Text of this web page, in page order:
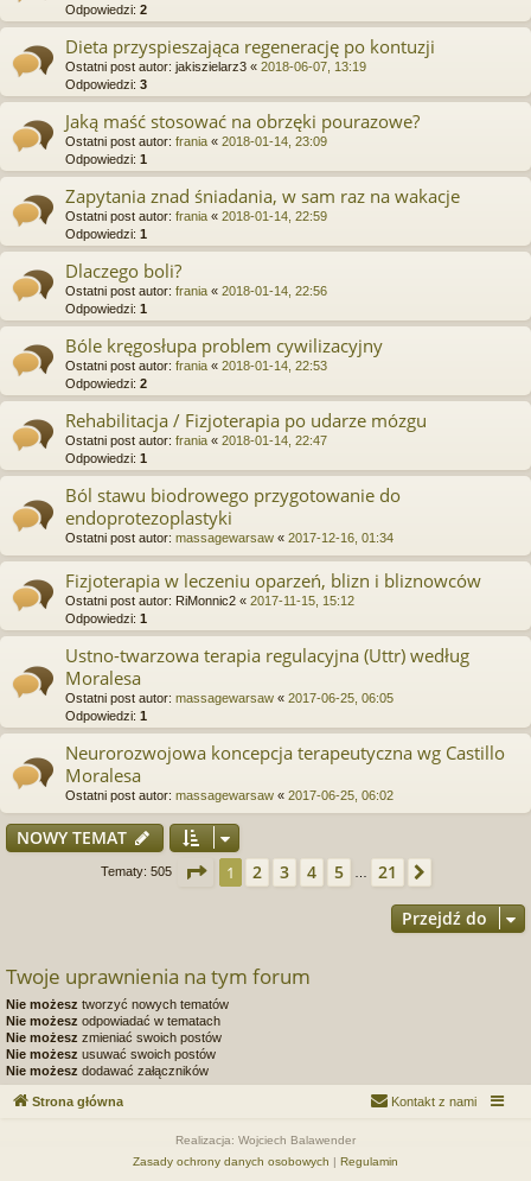
Odpowiedzi: 2
Dieta przyspieszająca regenerację po kontuzji
Ostatni post autor: jakiszielarz3 « 2018-06-07, 13:19
Odpowiedzi: 3
Jaką maść stosować na obrzęki pourazowe?
Ostatni post autor: frania « 2018-01-14, 23:09
Odpowiedzi: 1
Zapytania znad śniadania, w sam raz na wakacje
Ostatni post autor: frania « 2018-01-14, 22:59
Odpowiedzi: 1
Dlaczego boli?
Ostatni post autor: frania « 2018-01-14, 22:56
Odpowiedzi: 1
Bóle kręgosłupa problem cywilizacyjny
Ostatni post autor: frania « 2018-01-14, 22:53
Odpowiedzi: 2
Rehabilitacja / Fizjoterapia po udarze mózgu
Ostatni post autor: frania « 2018-01-14, 22:47
Odpowiedzi: 1
Ból stawu biodrowego przygotowanie do
endoprotezoplastyki
Ostatni post autor: massagewarsaw « 2017-12-16, 01:34
Fizjoterapia w leczeniu oparzeń, blizn i bliznowców
Ostatni post autor: RiMonnic2 « 2017-11-15, 15:12
Odpowiedzi: 1
Ustno-twarzowa terapia regulacyjna (Uttr) według
Moralesa
Ostatni post autor: massagewarsaw « 2017-06-25, 06:05
Odpowiedzi: 1
Neurorozwojowa koncepcja terapeutyczna wg Castillo
Moralesa
Ostatni post autor: massagewarsaw « 2017-06-25, 06:02
NOWY TEMAT
Tematy: 505 Strona z 21
1 2 3 4 5 21
Przejdź do
Twoje uprawnienia na tym forum
Nie możesz tworzyć nowych tematów
Nie możesz odpowiadać w tematach
Nie możesz zmieniać swoich postów
Nie możesz usuwać swoich postów
Nie możesz dodawać załączników
Strona główna Kontakt z nami
Realizacja: Wojciech Balawender
Zasady ochrony danych osobowych
Regulamin